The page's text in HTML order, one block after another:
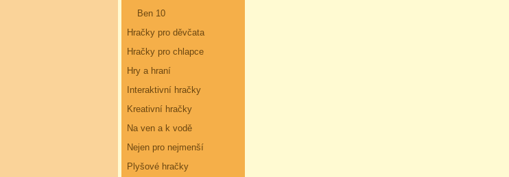
Ben 10
Hračky pro děvčata
Hračky pro chlapce
Hry a hraní
Interaktivní hračky
Kreativní hračky
Na ven a k vodě
Nejen pro nejmenší
Plyšové hračky